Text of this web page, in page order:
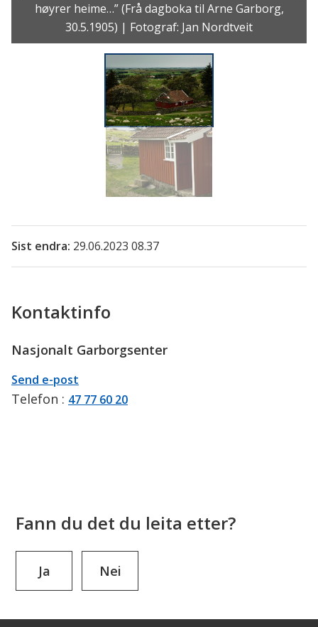
høyrer heime…” (Frå dagboka til Arne Garborg,
30.5.1905) | Fotograf: Jan Nordtveit
Sist endra 29.06.2023 08.37
Kontaktinfo
Nasjonalt Garborgsenter
E-
post
Send e-post
Nasjonalt
Telefon 47 77 60 20
Fann du det du leita etter?
Ja Nei